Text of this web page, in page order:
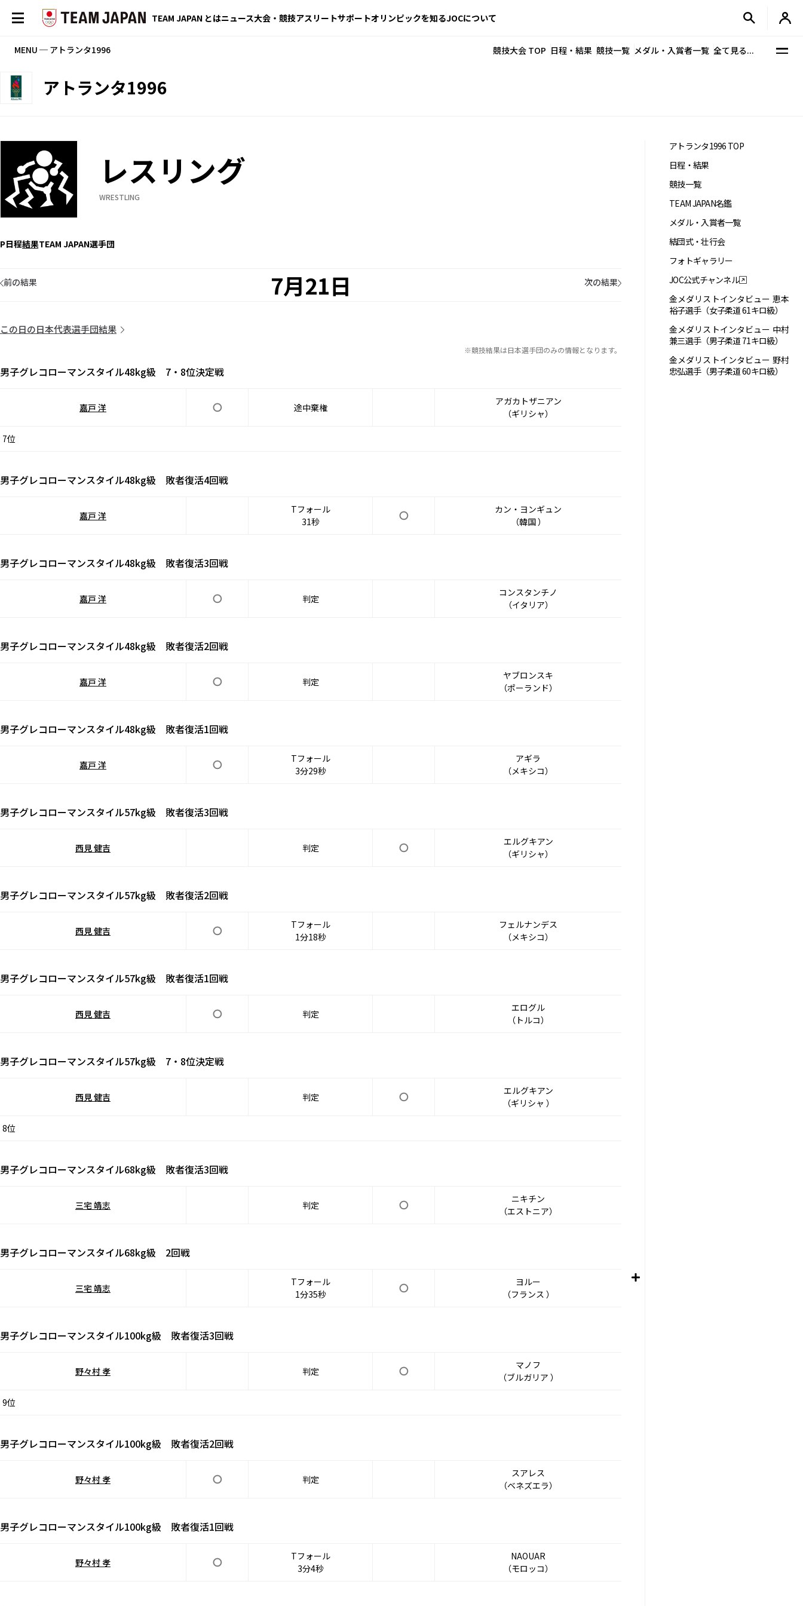
TEAM JAPAN とはニュース大会・競技アスリートサポートオリンピックを知るJOCについて
MENU ─ アトランタ1996 競技大会 TOP 日程・結果 競技一覧 メダル・入賞者一覧 全て見る...
アトランタ1996
レスリング
WRESTLING
日程結果TEAM JAPAN選手団
7月21日
前の結果 次の結果
この日の日本代表選手団結果
※競技結果は日本選手団のみの情報となります。
男子グレコローマンスタイル48kg級 7・8位決定戦
嘉戸 洋 途中棄権
アガカトザニアン
（ギリシャ）
7位
男子グレコローマンスタイル48kg級 敗者復活4回戦
嘉戸 洋
Tフォール
31秒
カン・ヨンギュン
（韓国 ）
男子グレコローマンスタイル48kg級 敗者復活3回戦
嘉戸 洋 判定
コンスタンチノ
（イタリア）
男子グレコローマンスタイル48kg級 敗者復活2回戦
嘉戸 洋 判定
ヤブロンスキ
（ポーランド）
男子グレコローマンスタイル48kg級 敗者復活1回戦
嘉戸 洋
Tフォール
3分29秒
アギラ
（メキシコ）
男子グレコローマンスタイル57kg級 敗者復活3回戦
西見 健吉 判定
エルグキアン
（ギリシャ）
男子グレコローマンスタイル57kg級 敗者復活2回戦
西見 健吉
Tフォール
1分18秒
フェルナンデス
（メキシコ）
男子グレコローマンスタイル57kg級 敗者復活1回戦
西見 健吉 判定
エログル
（トルコ）
男子グレコローマンスタイル57kg級 7・8位決定戦
西見 健吉 判定
エルグキアン
（ギリシャ ）
8位
男子グレコローマンスタイル68kg級 敗者復活3回戦
三宅 靖志 判定
ニキチン
（エストニア）
男子グレコローマンスタイル68kg級 2回戦
三宅 靖志
Tフォール
1分35秒
ヨルー
（フランス ）
男子グレコローマンスタイル100kg級 敗者復活3回戦
野々村 孝 判定
マノフ
（ブルガリア ）
9位
男子グレコローマンスタイル100kg級 敗者復活2回戦
野々村 孝 判定
スアレス
（ベネズエラ）
男子グレコローマンスタイル100kg級 敗者復活1回戦
野々村 孝
Tフォール
3分4秒
NAOUAR
（モロッコ）
アトランタ1996 TOP
日程・結果
競技一覧
TEAM JAPAN名鑑
メダル・入賞者一覧
結団式・壮行会
フォトギャラリー
JOC公式チャンネル
金メダリストインタビュー 恵本
裕子選手（女子柔道 61キロ級）
金メダリストインタビュー 中村
兼三選手（男子柔道 71キロ級）
金メダリストインタビュー 野村
忠弘選手（男子柔道 60キロ級）